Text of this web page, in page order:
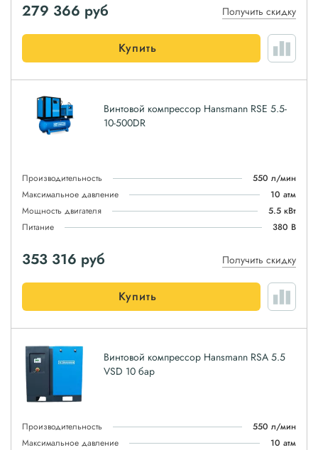
279 366 руб Получить скидку
Купить
Винтовой компрессор Hansmann RSE 5.5-
10-500DR
Производительность
550 л/мин
Максимальное давление
10 атм
Мощность двигателя
5.5 кВт
Питание
380 В
353 316 руб Получить скидку
Купить
Винтовой компрессор Hansmann RSA 5.5
VSD 10 бар
Производительность
550 л/мин
Максимальное давление
10 атм